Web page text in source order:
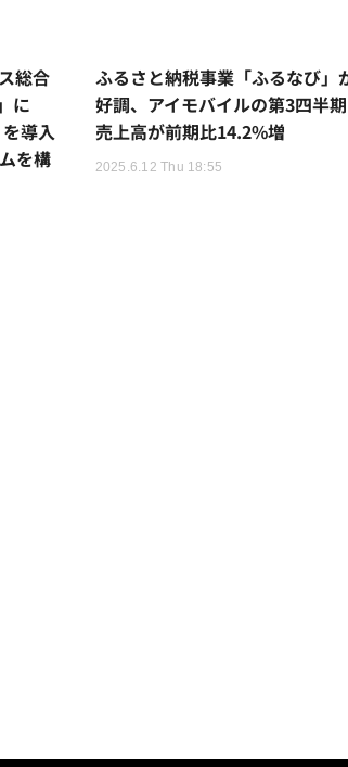
総合
に
を導入
を構
ふるさと納税事業「ふるなび」
好調、アイモバイルの第3四半期
売上高が前期比14.2%増
2025.6.12 Thu 18:55